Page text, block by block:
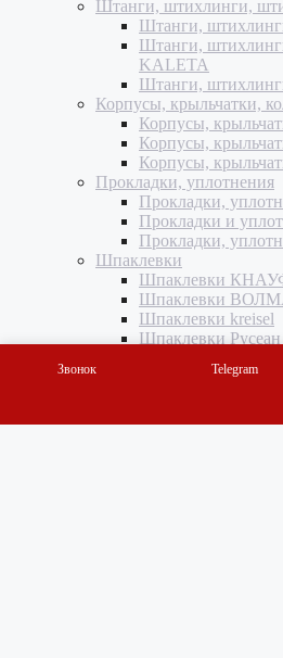
Звонок
Telegram
Штанги, штихлинги,
Штанги,
Штанги,
KALETA
Штанги,
Корпусы, крыльчатки,
Корпусы,
Корпусы,
Корпусы,
Прокладки, уплотнения
Прокладки,
Прокладки и
Прокладки,
Шпаклевки
Шпаклевки
Шпаклевки
Шпаклевки kreisel
Шпаклевки Русеан
Штукатурка Кнауф